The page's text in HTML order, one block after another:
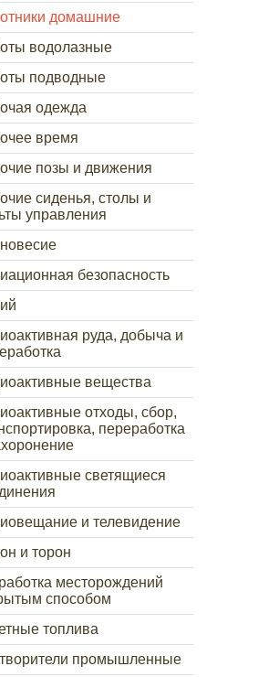
домашние
водолазные
подводные
одежда
время
позы и движения
сиденья, столы и
управления
безопасность
руда, добыча и
вещества
отходы, сбор,
переработка
светящиеся
и телевидение
и торон
месторождений
способом
топлива
промышленные